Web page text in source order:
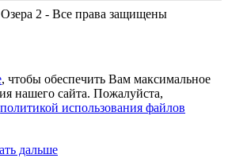
2 - Все права защищены
, чтобы обеспечить Вам максимальное
нашего сайта. Пожалуйста,
политикой использования файлов
дальше